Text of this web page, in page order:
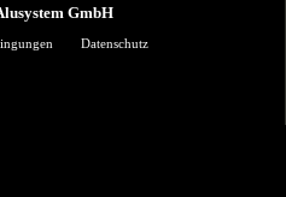
GmbH
Datenschutz